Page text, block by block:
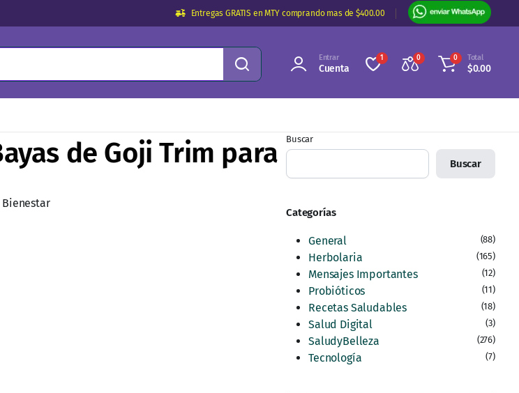
Entregas GRATIS en MTY comprando mas de $400.00
Entrar
Cuenta
1 0 0 Total
$0.00
de Goji Trim para
Bienestar
Buscar
Buscar
Categorías
General (88)
Herbolaria (165)
Mensajes Importantes (12)
Probióticos (11)
Recetas Saludables (18)
Salud Digital (3)
SaludyBelleza (276)
Tecnología (7)